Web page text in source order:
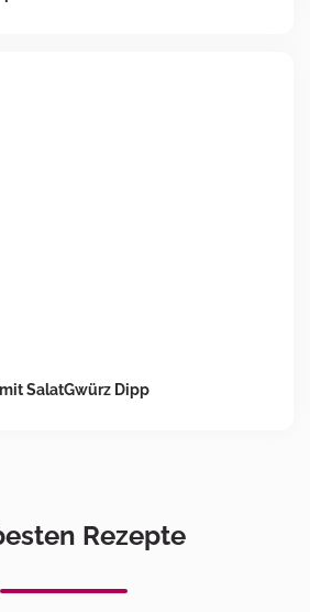
SalatGwürz Dipp
Rezepte